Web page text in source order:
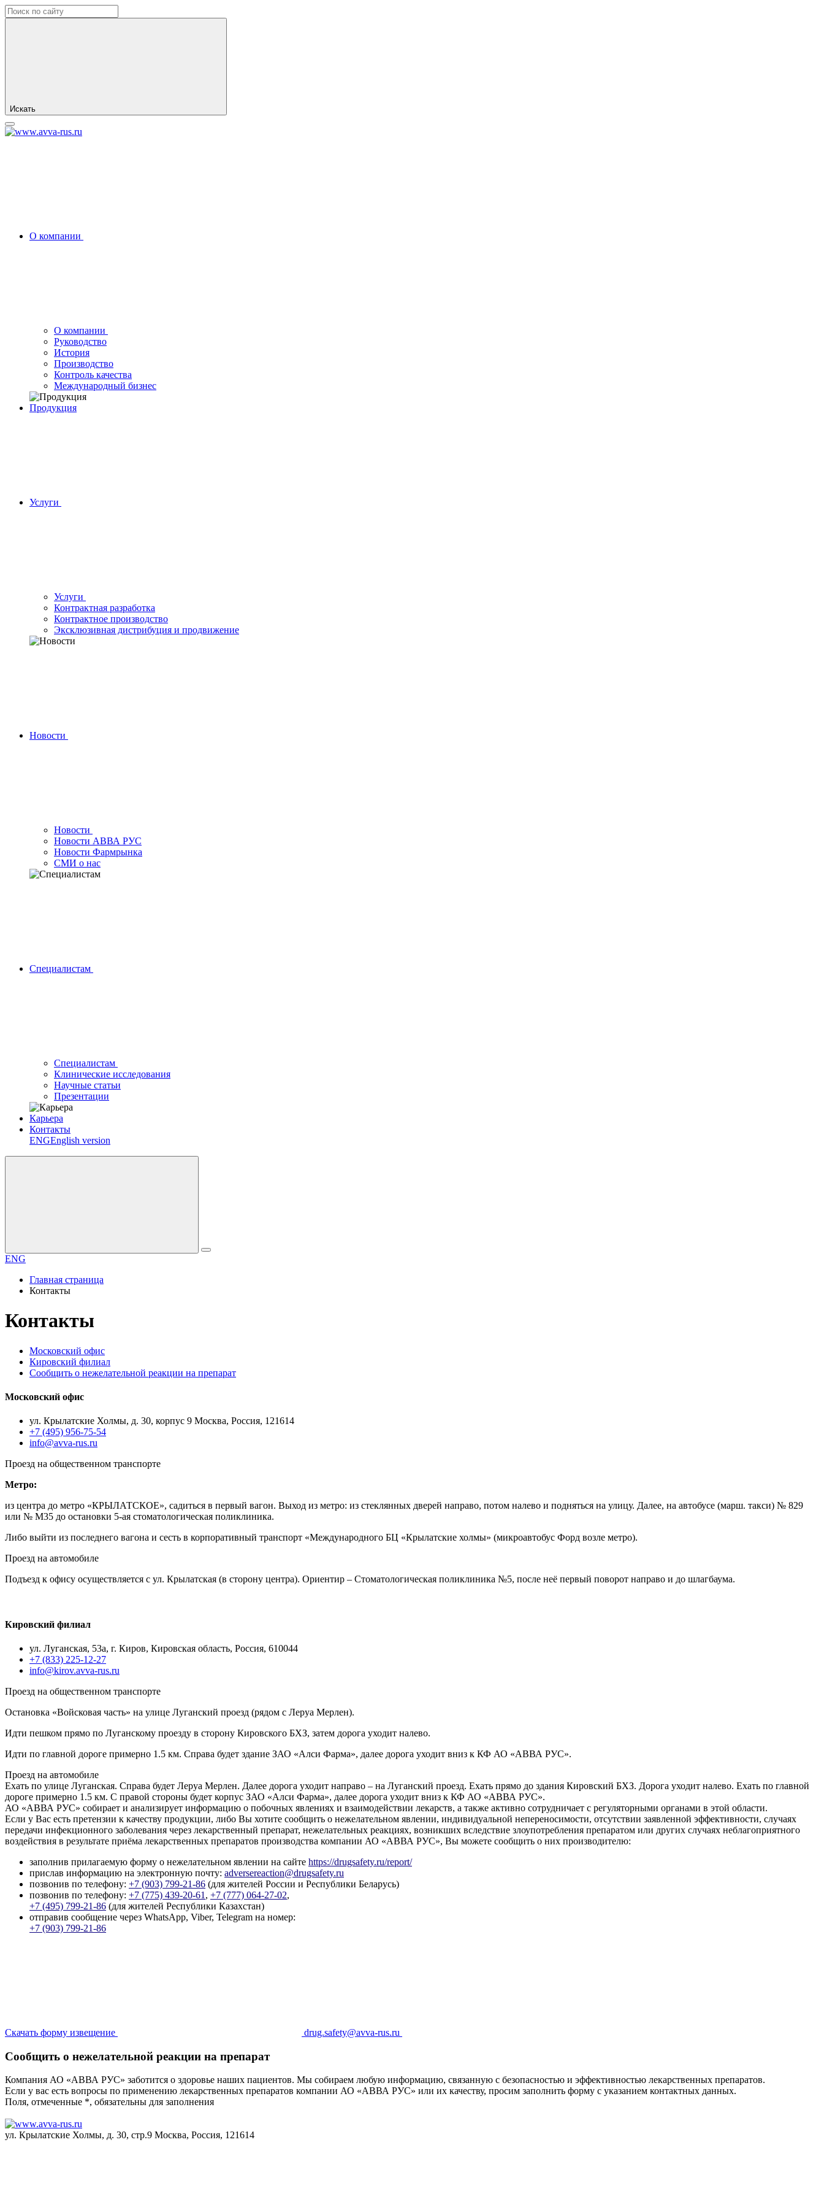
Искать
О компании
О компании
Руководство
История
Производство
Контроль качества
Международный бизнес
Продукция
Услуги
Услуги
Контрактная разработка
Контрактное производство
Эксклюзивная дистрибуция и продвижение
Новости
Новости
Новости АВВА РУС
Новости Фармрынка
СМИ о нас
Специалистам
Специалистам
Клинические исследования
Научные статьи
Презентации
Карьера
Контакты
ENGEnglish version
ENG
Главная страница
Контакты
Контакты
Московский офис
Кировский филиал
Сообщить о нежелательной реакции на препарат
Московский офис
ул. Крылатские Холмы, д. 30, корпус 9 Москва, Россия, 121614
+7 (495) 956-75-54
info@avva-rus.ru
Проезд на общественном транспорте
Метро:
из центра до метро «КРЫЛАТСКОЕ», садиться в первый вагон. Выход из метро: из стеклянных дверей направо, потом налево и подняться на улицу. Далее, на автобусе (марш. такси) № 829
или № M35 до остановки 5-ая стоматологическая поликлиника.
Либо выйти из последнего вагона и сесть в корпоративный транспорт «Международного БЦ «Крылатские холмы» (микроавтобус Форд возле метро).
Проезд на автомобиле
Подъезд к офису осуществляется с ул. Крылатская (в сторону центра). Ориентир – Стоматологическая поликлиника №5, после неё первый поворот направо и до шлагбаума.
Кировский филиал
ул. Луганская, 53а, г. Киров, Кировская область, Россия, 610044
+7 (833) 225-12-27
info@kirov.avva-rus.ru
Проезд на общественном транспорте
Остановка «Войсковая часть» на улице Луганский проезд (рядом с Леруа Мерлен).
Идти пешком прямо по Луганскому проезду в сторону Кировского БХЗ, затем дорога уходит налево.
Идти по главной дороге примерно 1.5 км. Справа будет здание ЗАО «Алси Фарма», далее дорога уходит вниз к КФ АО «АВВА РУС».
Проезд на автомобиле
Ехать по улице Луганская. Справа будет Леруа Мерлен. Далее дорога уходит направо – на Луганский проезд. Ехать прямо до здания Кировский БХЗ. Дорога уходит налево. Ехать по главной
дороге примерно 1.5 км. С правой стороны будет корпус ЗАО «Алси Фарма», далее дорога уходит вниз к КФ АО «АВВА РУС».
АО «АВВА РУС» собирает и анализирует информацию о побочных явлениях и взаимодействии лекарств, а также активно сотрудничает с регуляторными органами в этой области.
Если у Вас есть претензии к качеству продукции, либо Вы хотите сообщить о нежелательном явлении, индивидуальной непереносимости, отсутствии заявленной эффективности, случаях
передачи инфекционного заболевания через лекарственный препарат, нежелательных реакциях, возникших вследствие злоупотребления препаратом или других случаях неблагоприятного
воздействия в результате приёма лекарственных препаратов производства компании АО «АВВА РУС», Вы можете сообщить о них производителю:
заполнив прилагаемую форму о нежелательном явлении на сайте https://drugsafety.ru/report/
прислав информацию на электронную почту: adversereaction@drugsafety.ru
позвонив по телефону: +7 (903) 799-21-86 (для жителей России и Республики Беларусь)
позвонив по телефону: +7 (775) 439-20-61 , +7 (777) 064-27-02,
+7 (495) 799-21-86 (для жителей Республики Казахстан)
отправив сообщение через WhatsApp, Viber, Telegram на номер:
+7 (903) 799-21-86
Скачать форму извещение drug.safety@avva-rus.ru
Сообщить о нежелательной реакции на препарат
Компания АО «АВВА РУС» заботится о здоровье наших пациентов. Мы собираем любую информацию, связанную с безопасностью и эффективностью лекарственных препаратов.
Если у вас есть вопросы по применению лекарственных препаратов компании АО «АВВА РУС» или их качеству, просим заполнить форму с указанием контактных данных.
Поля, отмеченные *, обязательны для заполнения
ул. Крылатские Холмы, д. 30, стр.9 Москва, Россия, 121614